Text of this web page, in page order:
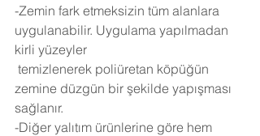
-Zemin fark etmeksizin tüm alanlara
uygulanabilir. Uygulama yapılmadan
kirli yüzeyler
zemine düzgün bir şekilde yapışması
sağlanır.
-Diğer yalıtım ürünlerine göre hem